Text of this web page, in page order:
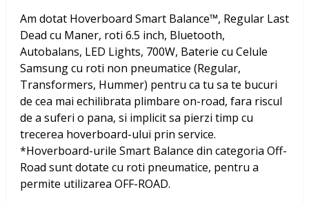
Am dotat Hoverboard Smart Balance™, Regular Last
Dead cu Maner, roti 6.5 inch, Bluetooth,
Autobalans, LED Lights, 700W, Baterie cu Celule
Samsungcu roti non pneumatice (Regular,
Transformers, Hummer) pentru ca tu sa te bucuri
de cea mai echilibrata plimbare on-road, fara riscul
de a suferi o pana, si implicit sa pierzi timp cu
trecerea hoverboard-ului prin service.
*Hoverboard-urile Smart Balance din categoria Off-
Road sunt dotate cu roti pneumatice, pentru a
permite utilizarea OFF-ROAD.